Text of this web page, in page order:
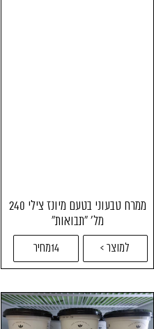
ממרח טבעוני בטעם מיונז צילי 240
מל' "תבואות"
למוצר > 14מחיר